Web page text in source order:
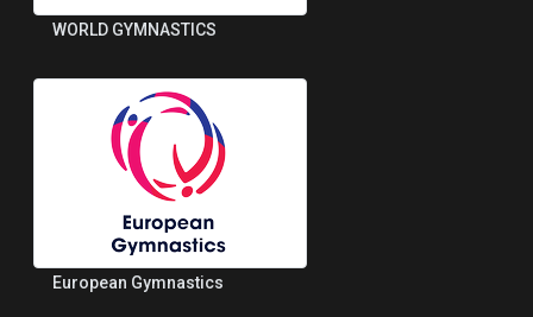
WORLD GYMNASTICS
European Gymnastics